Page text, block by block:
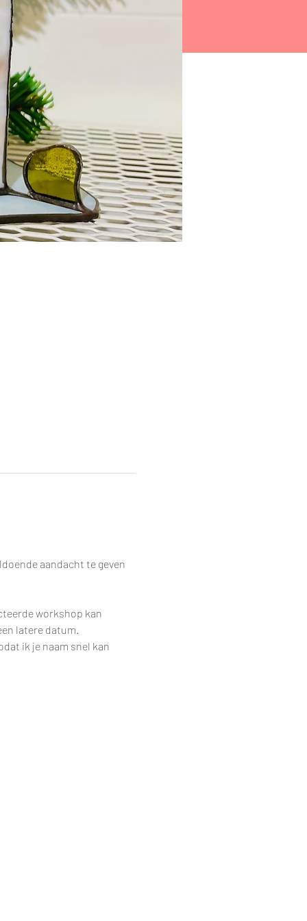
aandacht te geven
workshop kan
latere datum.
ik je naam snel kan